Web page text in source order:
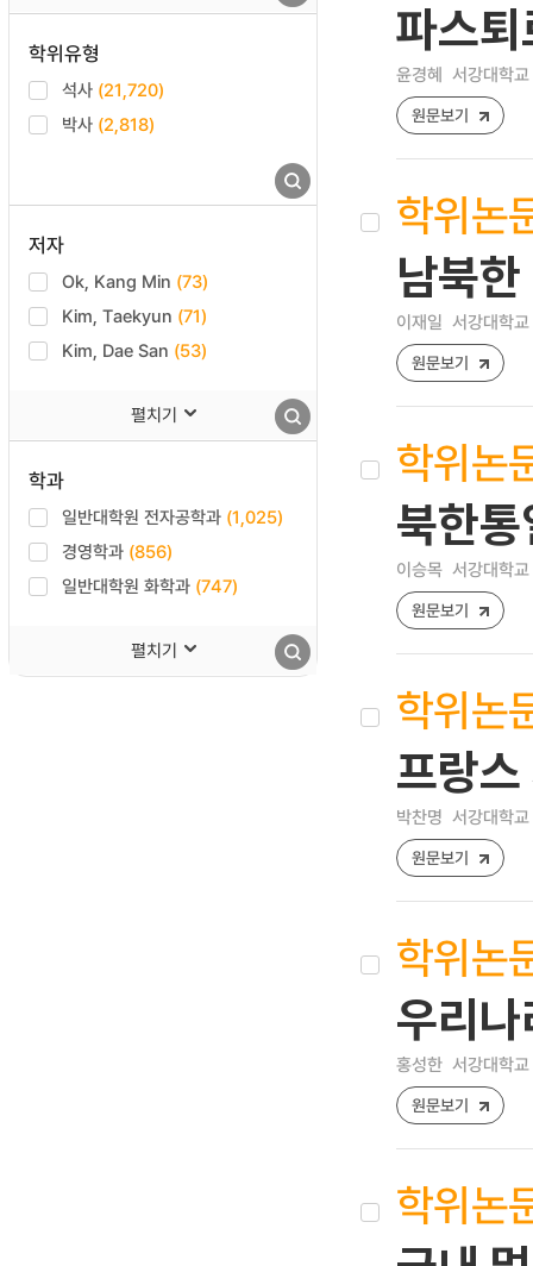
학위유형
석사 (21,720)
박사 (2,818)
저자
Ok, Kang Min (73)
Kim, Taekyun (71)
Kim, Dae San (53)
펼치기
학과
일반대학원 전자공학과 (1,025)
경영학과 (856)
일반대학원 화학과 (747)
펼치기
파스
윤경혜 서강대학
원문보기
학위논
남북
이재일 서강대학
원문보기
학위논
북한
이승목 서강대학
원문보기
학위논
프랑
박찬명 서강대학
원문보기
학위논
우리
홍성한 서강대학
원문보기
학위논